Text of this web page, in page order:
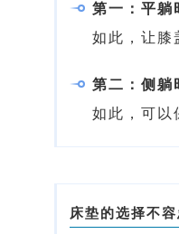
第一：平躺
如此，让膝
第二：侧躺
如此，可以
床垫的选择不